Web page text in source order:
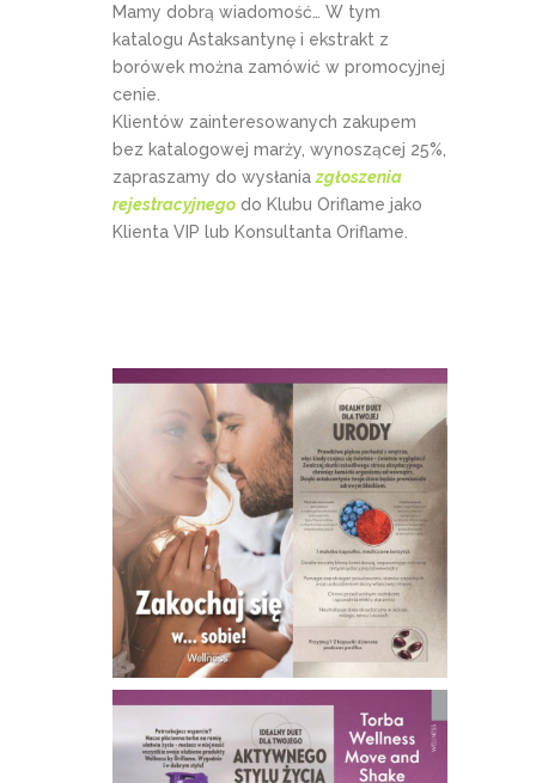
Mamy dobrą wiadomość… W tym
katalogu Astaksantynę i ekstrakt z
borówek można zamówić w promocyjnej
cenie.
Klientów zainteresowanych zakupem
bez katalogowej marży, wynoszącej 25%,
zapraszamy do wysłania zgłoszenia
rejestracyjnego do Klubu Oriflame jako
Klienta VIP lub Konsultanta Oriflame.